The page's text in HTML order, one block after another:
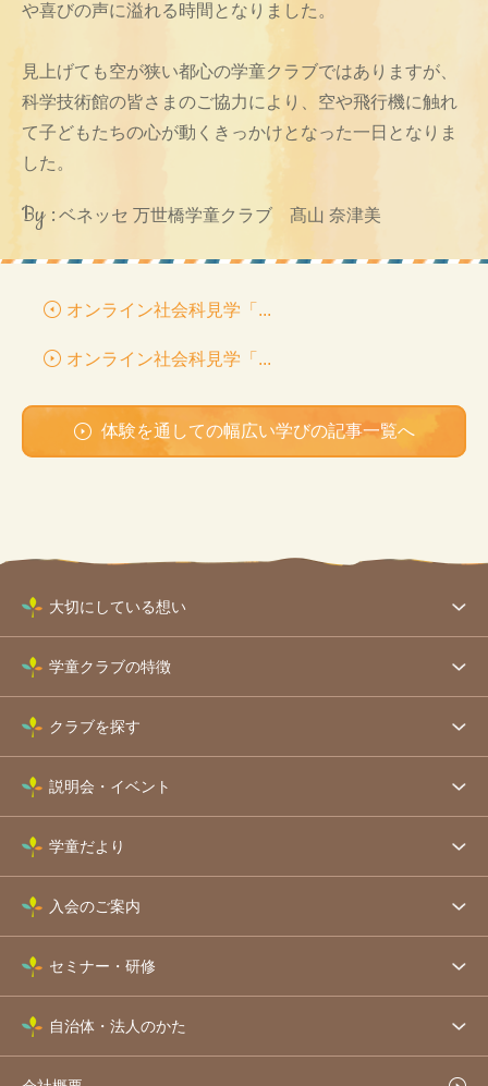
や喜びの声に溢れる時間となりました。
見上げても空が狭い都心の学童クラブではありますが、
科学技術館の皆さまのご協力により、空や飛行機に触れ
て子どもたちの心が動くきっかけとなった一日となりま
した。
By : ベネッセ 万世橋学童クラブ 髙山 奈津美
オンライン社会科見学「...
オンライン社会科見学「...
体験を通しての幅広い学びの記事一覧へ
大切にしている想い
学童クラブの特徴
クラブを探す
説明会・イベント
学童だより
入会のご案内
セミナー・研修
自治体・法人のかた